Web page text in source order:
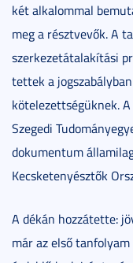
két alkalommal
meg a résztvevők. A
szerkezetátalakítási
tettek a
kötelezettségüknek.
Szegedi
dokumentum
Kecsketenyésztők
A dékán hozzátette:
már az első